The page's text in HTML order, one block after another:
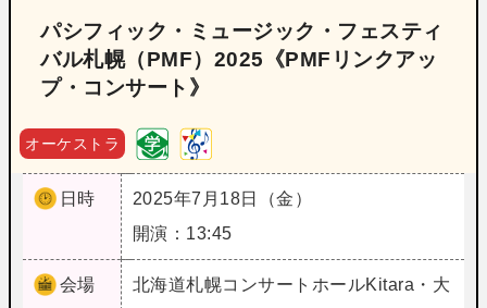
パシフィック・ミュージック・フェスティ
バル札幌（PMF）2025《PMFリンクアッ
プ・コンサート》
オーケストラ
日時
2025年7月18日（金）
開演：13:45
会場 北海道札幌コンサートホールKitara・大